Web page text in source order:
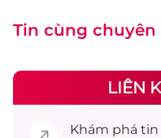
Tin cùng chuyên
LIÊN
Khám phá tin